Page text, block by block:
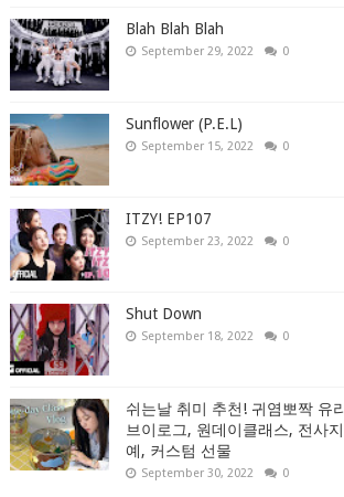
Blah Blah Blah
September 29, 2022 0
Sunflower (P.E.L)
September 15, 2022 0
ITZY! EP107
September 23, 2022 0
Shut Down
September 18, 2022 0
쉬는날 취미 추천! 귀염뽀짝 유
브이로그, 원데이클래스, 전사
예, 커스텀 선물
September 30, 2022 0